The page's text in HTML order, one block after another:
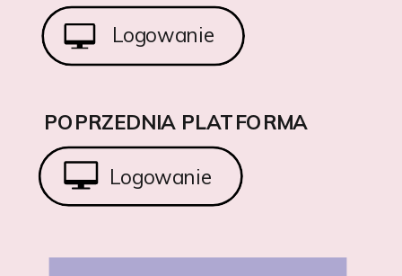
Logowanie
Logowanie
POPRZEDNIA PLATFORMA